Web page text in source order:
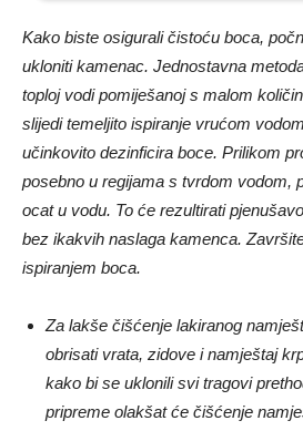
Kako biste osigurali čistoću boca,
ukloniti kamenac. Jednostavna
toploj vodi pomiješanoj s malom
slijedi temeljito ispiranje vrućom
učinkovito dezinficira boce. Prilikom
posebno u regijama s tvrdom vodom,
ocat u vodu. To će rezultirati
bez ikakvih naslaga kamenca.
ispiranjem boca.
Za lakše čišćenje lakiranog
obrisati vrata, zidove i namještaj
kako bi se uklonili svi tragovi
pripreme olakšat će čišćenje